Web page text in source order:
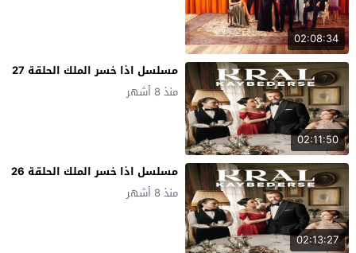
02:08:34
02:11:50
مسلسل اذا خسر الملك الحلقة 27
منذ 8 أشهر
02:13:27
مسلسل اذا خسر الملك الحلقة 26
منذ 8 أشهر